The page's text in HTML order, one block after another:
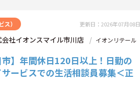
） 更新日：2026年07月08日
社イオンスマイル市川店
イオンリテール
市】年間休日120日以上！日勤の
ービスでの生活相談員募集＜正